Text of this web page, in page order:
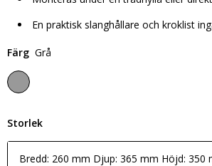
En praktisk slanghållare och kroklist
Färg Grå
Storlek
Bredd: 260 mm Djup: 365 mm Höjd: 350